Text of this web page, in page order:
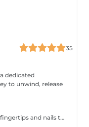
35
to unwind, release
A light, sensory touch treatment using fingertips and nails to promote deep relaxation, stress relief and overall well-being. This soothing touch complements conventional massage by gently stimulating the nervous system and enhancing calmness. 1 zone you can chose: Head Back Arms 3 zones is Head Back Arms.